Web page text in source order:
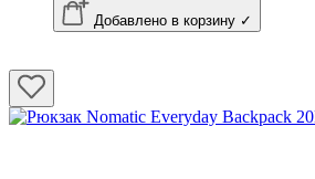
Добавлено в корзину ✓